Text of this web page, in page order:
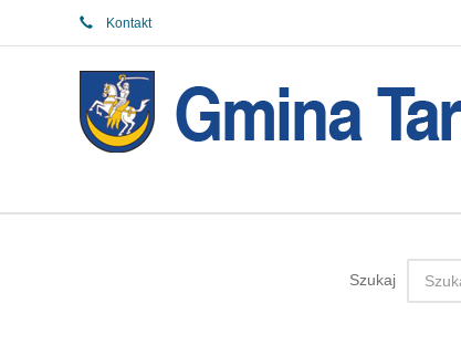
Kontakt
Szukaj